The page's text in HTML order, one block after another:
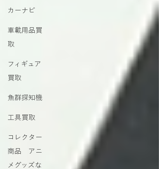
カーナビ
車載用品買
取
フィギュア
買取
魚群探知機
工具買取
コレクター
商品 アニ
メグッズな